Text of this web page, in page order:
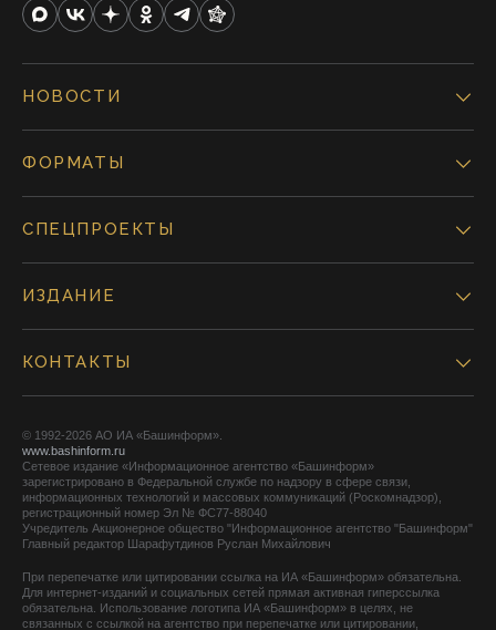
НОВОСТИ
ФОРМАТЫ
СПЕЦПРОЕКТЫ
ИЗДАНИЕ
КОНТАКТЫ
© 1992-2026 АО ИА «Башинформ».
www.bashinform.ru
Сетевое издание «Информационное агентство «Башинформ»
зарегистрировано в Федеральной службе по надзору в сфере связи,
информационных технологий и массовых коммуникаций (Роскомнадзор),
регистрационный номер Эл № ФС77-88040
Учредитель Акционерное общество "Информационное агентство "Башинформ"
Главный редактор Шарафутдинов Руслан Михайлович
При перепечатке или цитировании ссылка на ИА «Башинформ» обязательна.
Для интернет-изданий и социальных сетей прямая активная гиперссылка
обязательна. Использование логотипа ИА «Башинформ» в целях, не
связанных с ссылкой на агентство при перепечатке или цитировании,